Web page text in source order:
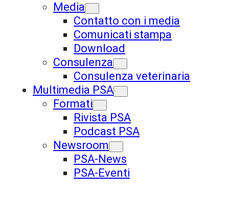
Media
Contatto con i media
Comunicati stampa
Download
Consulenza
Consulenza veterinaria
Multimedia PSA
Formati
Rivista PSA
Podcast PSA
Newsroom
PSA-News
PSA-Eventi